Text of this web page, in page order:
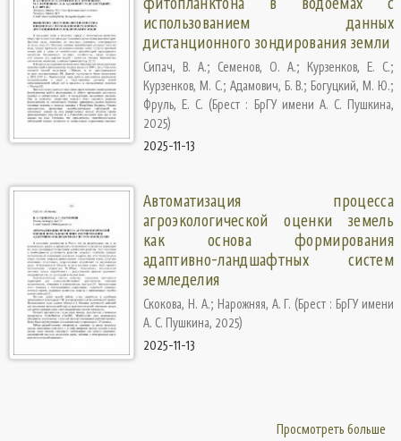
использованием данных
дистанционного зондирования земли
Сипач, В. А.; Семенов, О. А.; Курзенков, Е. С.;
Курзенков, М. С.; Адамович, Б. В.; Богуцкий, М. Ю.;
Фруль, Е. С. (Брест : БрГУ имени А. С. Пушкина,
2025)
2025-11-13
Автоматизация процесса
агроэкологической оценки земель
как основа формирования
адаптивно-ландшафтных систем
земледелия
Скокова, Н. А.; Нарожняя, А. Г. (Брест : БрГУ имени
А. С. Пушкина, 2025)
2025-11-13
Просмотреть больше